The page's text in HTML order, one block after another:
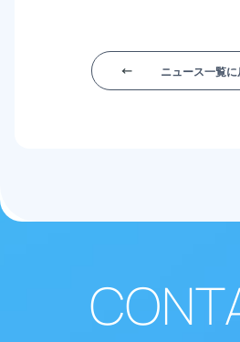
ニュース一覧に